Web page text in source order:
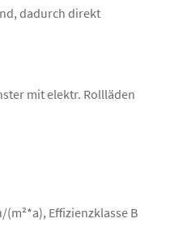
dadurch direkt
mit elektr. Rollläden
Effizienzklasse B